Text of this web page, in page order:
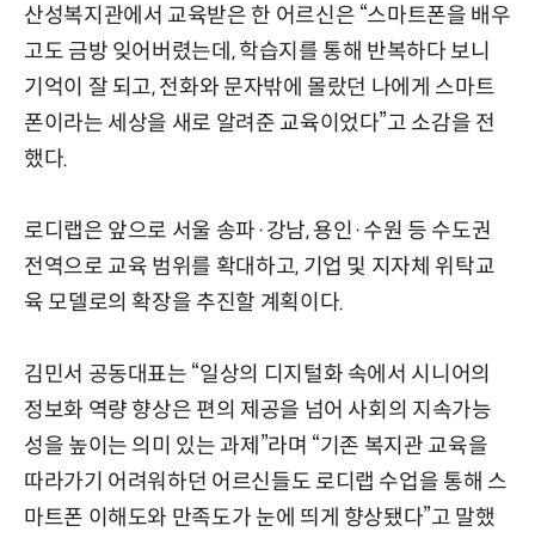
산성복지관에서 교육받은 한 어르신은 “스마트폰을 배우
고도 금방 잊어버렸는데, 학습지를 통해 반복하다 보니
기억이 잘 되고, 전화와 문자밖에 몰랐던 나에게 스마트
폰이라는 세상을 새로 알려준 교육이었다”고 소감을 전
했다.
로디랩은 앞으로 서울 송파·강남, 용인·수원 등 수도권
전역으로 교육 범위를 확대하고, 기업 및 지자체 위탁교
육 모델로의 확장을 추진할 계획이다.
김민서 공동대표는 “일상의 디지털화 속에서 시니어의
정보화 역량 향상은 편의 제공을 넘어 사회의 지속가능
성을 높이는 의미 있는 과제”라며 “기존 복지관 교육을
따라가기 어려워하던 어르신들도 로디랩 수업을 통해 스
마트폰 이해도와 만족도가 눈에 띄게 향상됐다”고 말했